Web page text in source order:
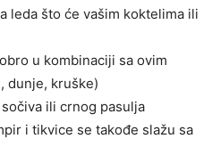
leda što će vašim koktelima ili
u kombinaciji sa ovim
dunje, kruške)
ili crnog pasulja
i tikvice se takođe slažu sa